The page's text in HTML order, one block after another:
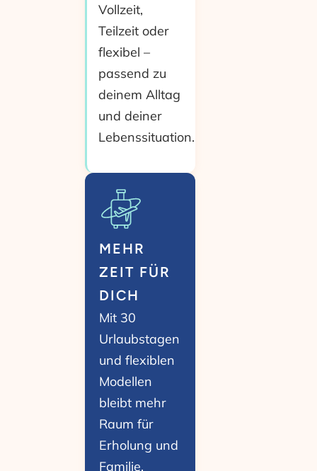
Vollzeit,
Teilzeit oder
flexibel –
passend zu
deinem Alltag
und deiner
Lebenssituation.
MEHR
ZEIT FÜR
DICH
Mit 30
Urlaubstagen
und flexiblen
Modellen
bleibt mehr
Raum für
Erholung und
Familie.